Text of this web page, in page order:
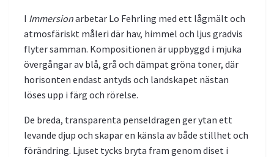
I Immersionarbetar Lo Fehrling med ett lågmält och
atmosfäriskt måleri där hav, himmel och ljus gradvis
flyter samman. Kompositionen är uppbyggd i mjuka
övergångar av blå, grå och dämpat gröna toner, där
horisonten endast antyds och landskapet nästan
löses upp i färg och rörelse.
De breda, transparenta penseldragen ger ytan ett
levande djup och skapar en känsla av både stillhet och
förändring. Ljuset tycks bryta fram genom diset i